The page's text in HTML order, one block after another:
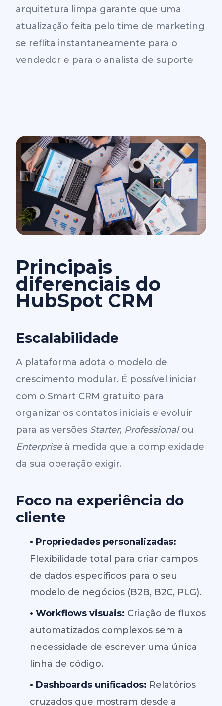
arquitetura limpa garante que uma
atualização feita pelo time de marketing
se reflita instantaneamente para o
vendedor e para o analista de suporte
Principais
diferenciais do
HubSpot CRM
Escalabilidade
A plataforma adota o modelo de
crescimento modular. É possível iniciar
com o Smart CRM gratuito para
organizar os contatos iniciais e evoluir
para as versões Starter, Professionalou
Enterpriseà medida que a complexidade
da sua operação exigir.
Foco na experiência do
cliente
• Propriedades personalizadas:
Flexibilidade total para criar campos
de dados específicos para o seu
modelo de negócios (B2B, B2C, PLG).
• Workflows visuais: Criação de fluxos
automatizados complexos sem a
necessidade de escrever uma única
linha de código.
• Dashboards unificados: Relatórios
cruzados que mostram desde a